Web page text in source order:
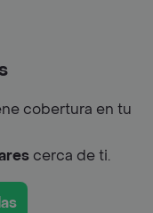
cobertura en tu
cerca de ti.